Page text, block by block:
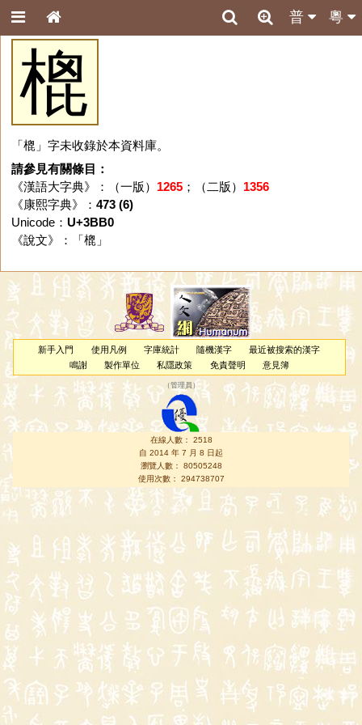
粵
普
㮰
「㮰」字未收錄於本資料庫。
請參見有關條目：
《漢語大字典》：（一版） 1265；（二版） 1356
《康熙字典》： 473 (6)
Unicode： U+3BB0
《說文》：「 㮰 」
新手入門 使用凡例 字庫統計 隨機漢字
最近被搜索的漢字
鳴謝
製作單位 私隱政策 免責聲明 意見簿
（管理員 ）
在線人數： 2518
自 2014 年 7 月 8 日起
瀏覽人數： 80505248
使用次數： 294738707